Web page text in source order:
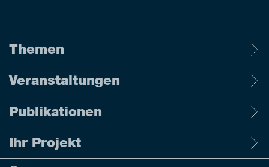
Themen
Veranstaltungen
Publikationen
Ihr Projekt